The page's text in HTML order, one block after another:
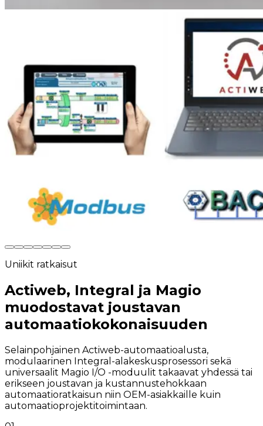
Uniikit ratkaisut
Actiweb, Integral ja Magio
muodostavat joustavan
automaatiokokonaisuuden
Selainpohjainen Actiweb-automaatioalusta,
modulaarinen Integral-alakeskusprosessori sekä
universaalit Magio I/O -moduulit takaavat yhdessä tai
erikseen joustavan ja kustannustehokkaan
automaatioratkaisun niin OEM-asiakkaille kuin
automaatioprojektitoimintaan.